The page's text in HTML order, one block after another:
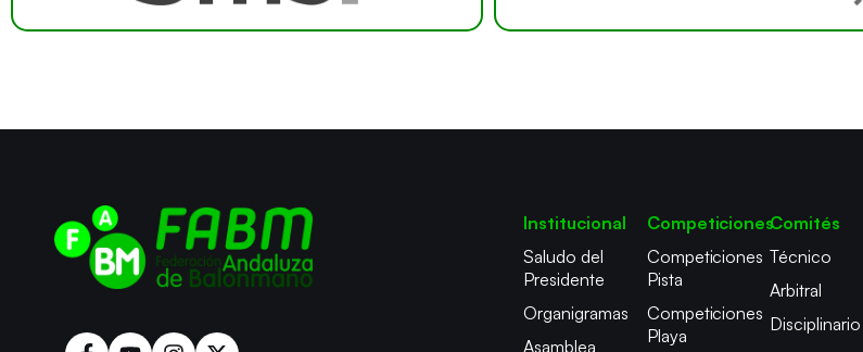
Institucional
Saludo del
Presidente
Organigramas
Asamblea
Competiciones
Competiciones
Pista
Competiciones
Playa
Comités
Técnico
Arbitral
Disciplinario